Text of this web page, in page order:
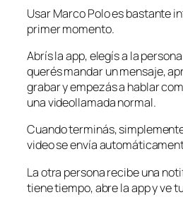
Usar Marco Polo es bastante
primer momento.
Abrís la app, elegís a la
querés mandar un mensaje,
grabar y empezás a hablar
una videollamada normal.
Cuando terminás,
video se envía
La otra persona recibe una
tiene tiempo, abre la app y ve